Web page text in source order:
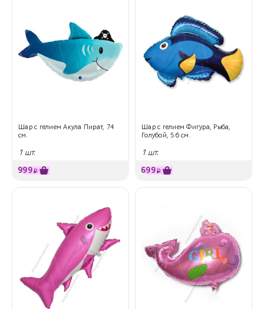
Шар с гелием Акула Пират, 74
см.
1 шт.
999₽
Шар с гелием Фигура, Рыба,
Голубой, 56 см.
1 шт.
699₽